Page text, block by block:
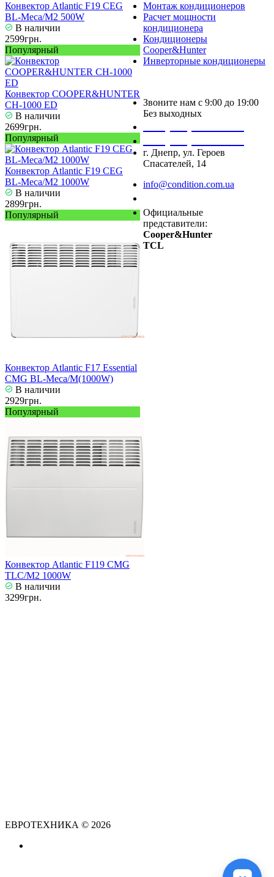
Конвектор Atlantic F19 CEG
BL-Meca/M2 500W
В наличии
2599грн.
Популярный
Конвектор COOPER&HUNTER
CH-1000 ED
В наличии
2699грн.
Популярный
Конвектор Atlantic F19 CEG
BL-Meca/M2 1000W
В наличии
2899грн.
Популярный
Конвектор Atlantic F17 Essential
CMG BL-Meca/M(1000W)
В наличии
2929грн.
Популярный
Конвектор Atlantic F119 CMG
TLC/M2 1000W
В наличии
3299грн.
Монтаж кондиционеров
Расчет мощности
кондиционера
Кондиционеры
Cooper&Hunter
Инверторные кондиционеры
Звоните нам с 9:00 до 19:00
Без выходных
г. Днепр, ул. Героев
Спасателей, 14
info@condition.com.ua
Официальные
представители:
Cooper&Hunter
TCL
ЕВРОТЕХНИКА © 2026